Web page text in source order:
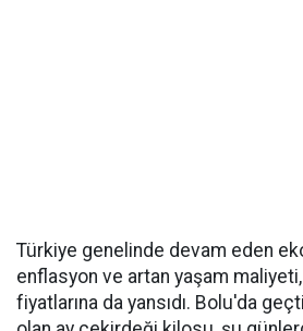
Türkiye genelinde devam eden
enflasyon ve artan yaşam
fiyatlarına da yansıdı. Bolu'da